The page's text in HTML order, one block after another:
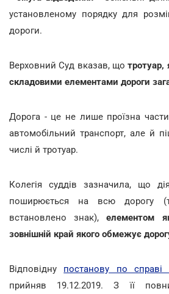
установленому порядку для
дороги.
Верховний Суд вказав, щотротуар,
складовими елементами дороги
Дорога - це не лише проїзна
автомобільний транспорт, але й
числі й тротуар.
Колегія суддів зазначила, що
поширюється на всю дорогу
встановлено знак), елементом
зовнішній край якого обмежує
Відповідну постанову по
прийняв 19.12.2019. З її